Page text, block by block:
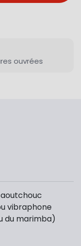
ouvrées
vibraphone
du marimba)